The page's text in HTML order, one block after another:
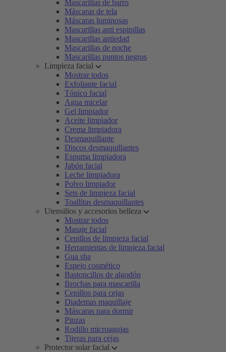
Mascarillas de barro
Máscaras de tela
Máscaras luminosas
Mascarillas anti espinillas
Mascarillas antiedad
Mascarillas de noche
Mascarillas puntos negros
Limpieza facial
Mostrar todos
Exfoliante facial
Tónico facial
Agua micelar
Gel limpiador
Aceite limpiador
Crema limpiadora
Desmaquillante
Discos desmaquillantes
Espuma limpiadora
Jabón facial
Leche limpiadora
Polvo limpiador
Sets de limpieza facial
Toallitas desmaquillantes
Utensilios y accesorios belleza
Mostrar todos
Masaje facial
Cepillos de limpieza facial
Herramientas de limpieza facial
Gua sha
Espejo cosmético
Bastoncillos de algodón
Brochas para mascarilla
Cepillos para cejas
Diademas maquillaje
Máscaras para dormir
Pinzas
Rodillo microagujas
Tijeras para cejas
Protector solar facial